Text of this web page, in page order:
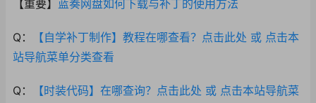
【重要】 蓝奏网盘如何下载与补丁的使用方法
Q：
【自学补丁制作】教程在哪查看？点击此处 或 点击本
站导航菜单分类查看
Q：
【时装代码】在哪查询？点击此处 或 点击本站导航菜